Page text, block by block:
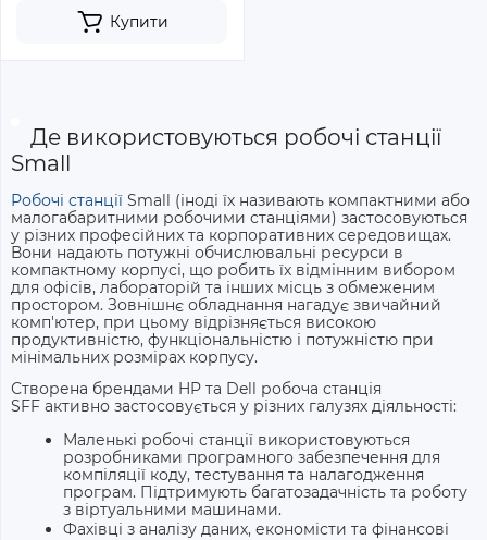
Купити
Де використовуються робочі станції
Small
Робочі станції Small (іноді їх називають компактними або
малогабаритними робочими станціями) застосовуються
у різних професійних та корпоративних середовищах.
Вони надають потужні обчислювальні ресурси в
компактному корпусі, що робить їх відмінним вибором
для офісів, лабораторій та інших місць з обмеженим
простором. Зовнішнє обладнання нагадує звичайний
комп'ютер, при цьому відрізняється високою
продуктивністю, функціональністю і потужністю при
мінімальних розмірах корпусу.
Створена брендами HP та Dell робоча станція
SFF активно застосовується у різних галузях діяльності:
Маленькі робочі станції використовуються
розробниками програмного забезпечення для
компіляції коду, тестування та налагодження
програм. Підтримують багатозадачність та роботу
з віртуальними машинами.
Фахівці з аналізу даних, економісти та фінансові